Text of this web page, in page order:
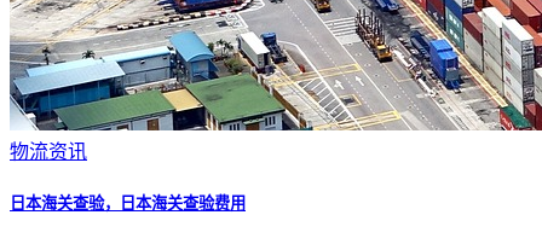
物流资讯
日本海关查验，日本海关查验费用